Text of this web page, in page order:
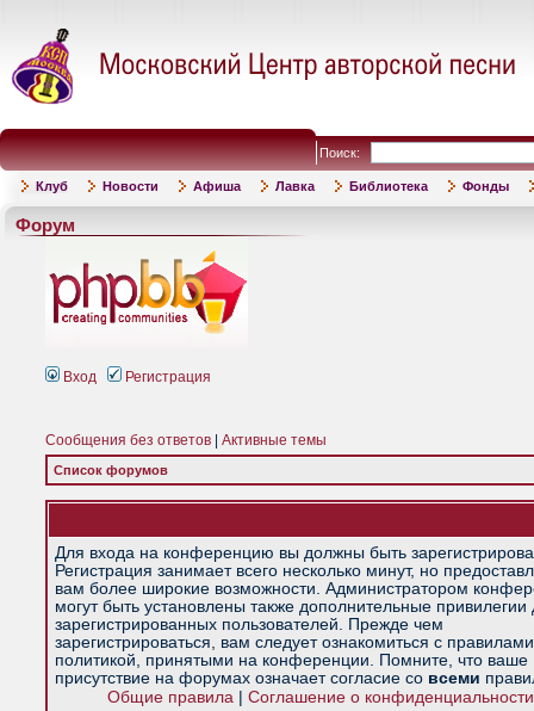
Поиск:
Клуб Новости Афиша Лавка Библиотека Фонды
Форум
Вход Регистрация
Сообщения без ответов Активные темы
Список форумов
Для входа на конференцию вы должны быть
Регистрация занимает всего несколько минут, но
вам более широкие возможности. Администратором
могут быть установлены также дополнительные привилегии
зарегистрированных пользователей. Прежде чем
зарегистрироваться, вам следует ознакомиться с
политикой, принятыми на конференции. Помните, что ваше
присутствие на форумах означает согласие со всеми
Общие правила| Соглашение о конфиденциальности